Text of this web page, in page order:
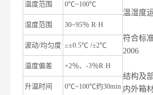
温度范围 0℃~100℃
湿度范围 30~95％ R·H
波动/均匀度 ≤±0.5℃ /±2℃
温度偏差 +2％、-3％R·H
升温时间 0℃~100℃约30min
温湿度
符合标
2006
结构及
内外箱